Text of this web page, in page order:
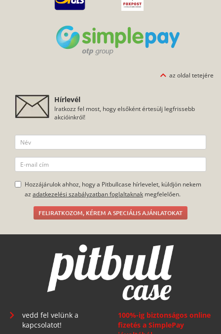
az oldal tetejére
Hírlevél
Iratkozz fel most, hogy elsőként értesülj legfrissebb
akcióinkról!
Hozzájárulok ahhoz, hogy a Pitbullcase hírlevelet, küldjön nekem
az adatkezelési szabályzatban foglaltaknak megfelelően.
FELIRATKOZOM, KÉREM A SPECIÁLIS AJÁNLATOKAT
vedd fel velünk a
kapcsolatot!
100%-ig biztonságos online
fizetés a SimplePay